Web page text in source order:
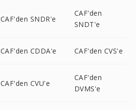
CAF'den SNDR'e
CAF'den
SNDT'e
CAF'den CDDA'e CAF'den CVS'e
CAF'den CVU'e
CAF'den
DVMS'e